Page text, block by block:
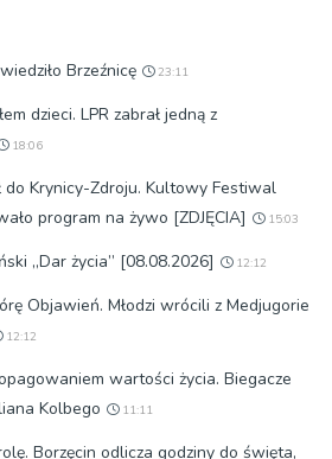
Brzeźnicę 23:11
dzieci. LPR zabrał jedną z
18:06
do Krynicy-Zdroju. Kultowy Festiwal
program na żywo [ZDJĘCIA]
15:03
„Dar życia” [08.08.2026] 12:12
Objawień. Młodzi wrócili z Medjugorie
12:12
wartości życia. Biegacze
Kolbego
11:11
Borzęcin odlicza godziny do święta,